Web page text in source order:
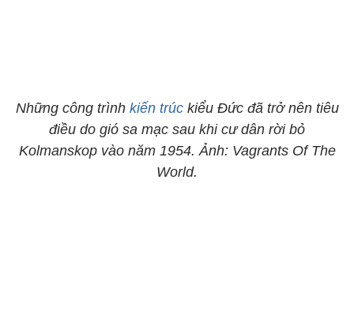
Những công trình kiến trúckiểu Đức đã trở nên tiêu
điều do gió sa mạc sau khi cư dân rời bỏ
Kolmanskop vào năm 1954. Ảnh: Vagrants Of The
World.